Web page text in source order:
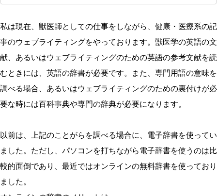
私は現在、獣医師としての仕事をしながら、健康・医療系の記
事のウェブライティングをやっております。獣医学の英語の文
献、あるいはウェブライティングのための英語の参考文献を読
むときには、英語の辞書が必要です。また、専門用語の意味を
調べる場合、あるいはウェブライティングのための裏付けが必
要な時には百科事典や専門の辞典が必要になります。
以前は、上記のことがらを調べる場合に、電子辞書を使ってい
ました。ただし、パソコンを打ちながら電子辞書を使うのは比
較的面倒であり、最近ではオンラインの無料辞書を使っており
ました。